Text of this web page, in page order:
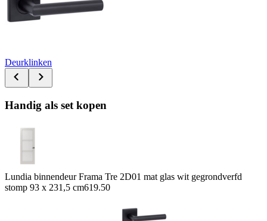
Deurklinken
Handig als set kopen
Lundia binnendeur Frama Tre 2D01 mat glas wit gegrondverfd
stomp 93 x 231,5 cm619.50